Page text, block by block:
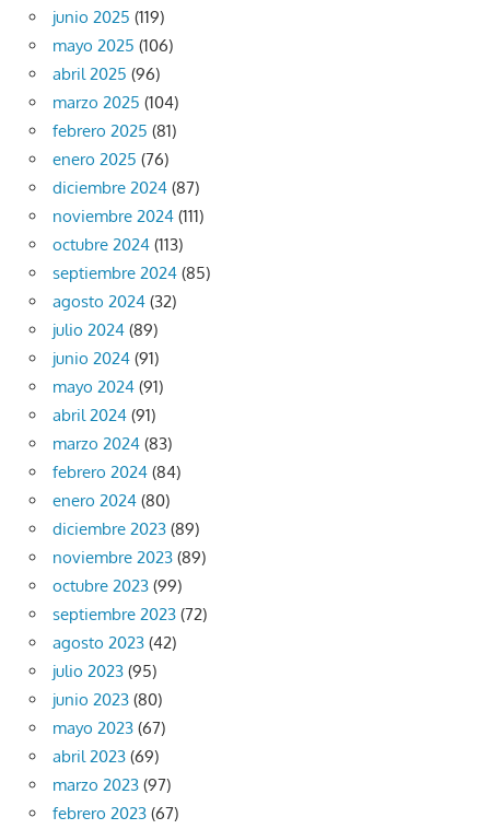
junio 2025 (119)
mayo 2025 (106)
abril 2025 (96)
marzo 2025 (104)
febrero 2025 (81)
enero 2025 (76)
diciembre 2024 (87)
noviembre 2024 (111)
octubre 2024 (113)
septiembre 2024 (85)
agosto 2024 (32)
julio 2024 (89)
junio 2024 (91)
mayo 2024 (91)
abril 2024 (91)
marzo 2024 (83)
febrero 2024 (84)
enero 2024 (80)
diciembre 2023 (89)
noviembre 2023 (89)
octubre 2023 (99)
septiembre 2023 (72)
agosto 2023 (42)
julio 2023 (95)
junio 2023 (80)
mayo 2023 (67)
abril 2023 (69)
marzo 2023 (97)
febrero 2023 (67)